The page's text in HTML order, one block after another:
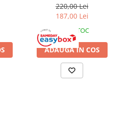
interior 1", 6 bar
220,00 Lei
187,00 Lei
IN STOC
ADAUGA IN COS